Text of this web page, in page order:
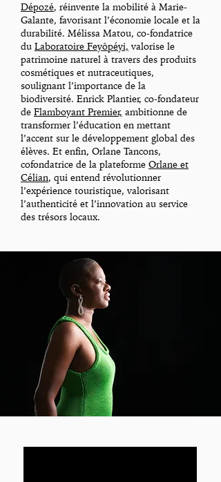
Dépozé, réinvente la mobilité à Marie-
Galante, favorisant l’économie locale et la
durabilité. Mélissa Matou, co-fondatrice
du Laboratoire Feyôpéyi, valorise le
patrimoine naturel à travers des produits
cosmétiques et nutraceutiques,
soulignant l’importance de la
biodiversité. Enrick Plantier, co-fondateur
de Flamboyant Premier, ambitionne de
transformer l’éducation en mettant
l’accent sur le développement global des
élèves. Et enfin, Orlane Tancons,
cofondatrice de la plateforme Orlane et
Célian, qui entend révolutionner
l’expérience touristique, valorisant
l’authenticité et l’innovation au service
des trésors locaux.